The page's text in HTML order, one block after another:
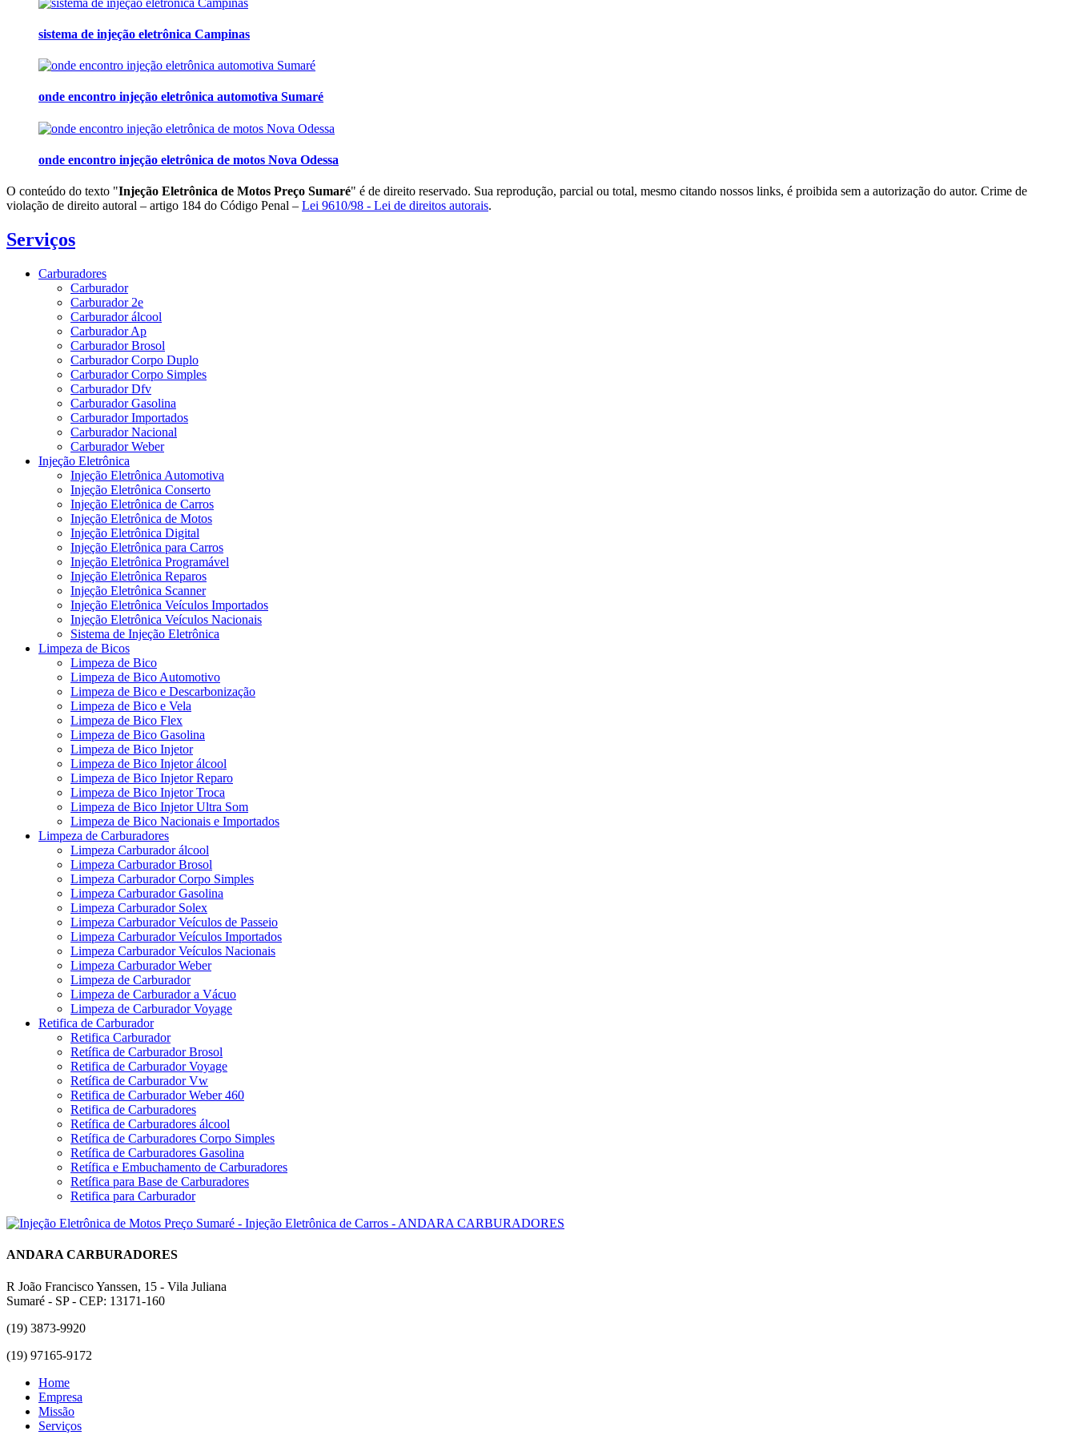
sistema de injeção eletrônica Campinas
onde encontro injeção eletrônica automotiva Sumaré
onde encontro injeção eletrônica de motos Nova Odessa
O conteúdo do texto "Injeção Eletrônica de Motos Preço Sumaré" é de direito reservado. Sua reprodução, parcial ou total, mesmo citando nossos links, é proibida sem a autorização do autor. Crime de
violação de direito autoral – artigo 184 do Código Penal – Lei 9610/98 - Lei de direitos autorais.
Serviços
Carburadores
Carburador
Carburador 2e
Carburador álcool
Carburador Ap
Carburador Brosol
Carburador Corpo Duplo
Carburador Corpo Simples
Carburador Dfv
Carburador Gasolina
Carburador Importados
Carburador Nacional
Carburador Weber
Injeção Eletrônica
Injeção Eletrônica Automotiva
Injeção Eletrônica Conserto
Injeção Eletrônica de Carros
Injeção Eletrônica de Motos
Injeção Eletrônica Digital
Injeção Eletrônica para Carros
Injeção Eletrônica Programável
Injeção Eletrônica Reparos
Injeção Eletrônica Scanner
Injeção Eletrônica Veículos Importados
Injeção Eletrônica Veículos Nacionais
Sistema de Injeção Eletrônica
Limpeza de Bicos
Limpeza de Bico
Limpeza de Bico Automotivo
Limpeza de Bico e Descarbonização
Limpeza de Bico e Vela
Limpeza de Bico Flex
Limpeza de Bico Gasolina
Limpeza de Bico Injetor
Limpeza de Bico Injetor álcool
Limpeza de Bico Injetor Reparo
Limpeza de Bico Injetor Troca
Limpeza de Bico Injetor Ultra Som
Limpeza de Bico Nacionais e Importados
Limpeza de Carburadores
Limpeza Carburador álcool
Limpeza Carburador Brosol
Limpeza Carburador Corpo Simples
Limpeza Carburador Gasolina
Limpeza Carburador Solex
Limpeza Carburador Veículos de Passeio
Limpeza Carburador Veículos Importados
Limpeza Carburador Veículos Nacionais
Limpeza Carburador Weber
Limpeza de Carburador
Limpeza de Carburador a Vácuo
Limpeza de Carburador Voyage
Retifica de Carburador
Retifica Carburador
Retífica de Carburador Brosol
Retifica de Carburador Voyage
Retífica de Carburador Vw
Retifica de Carburador Weber 460
Retifica de Carburadores
Retífica de Carburadores álcool
Retífica de Carburadores Corpo Simples
Retífica de Carburadores Gasolina
Retífica e Embuchamento de Carburadores
Retífica para Base de Carburadores
Retifica para Carburador
ANDARA CARBURADORES
R João Francisco Yanssen, 15 - Vila Juliana
Sumaré - SP - CEP: 13171-160
(19) 3873-9920
(19) 97165-9172
Home
Empresa
Missão
Serviços